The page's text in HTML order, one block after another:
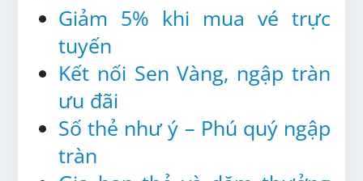
Giảm 5% khi mua vé trực
tuyến
Kết nối Sen Vàng, ngập tràn
ưu đãi
Số thẻ như ý – Phú quý ngập
tràn